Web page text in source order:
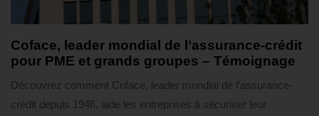
Coface, leader mondial de l’assurance-crédit
pour PME et grands groupes – Témoignage
Découvrez comment Coface, leader mondial de l’assurance-
crédit depuis 1946, aide les entreprises à sécuriser leur